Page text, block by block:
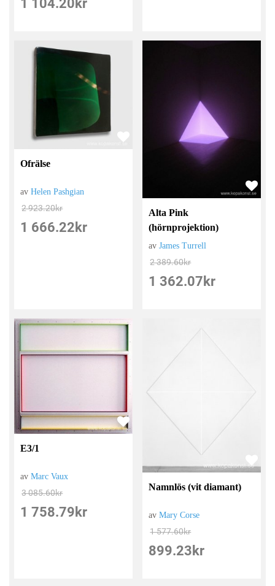
1 104.20 kr
Ofrälse
avHelen Pashgian
2 923.20kr
1 666.22 kr
Alta Pink
(hörnprojektion)
avJames Turrell
2 389.60kr
1 362.07 kr
E3/1
avMarc Vaux
3 085.60kr
1 758.79 kr
Namnlös (vit diamant)
avMary Corse
1 577.60kr
899.23 kr